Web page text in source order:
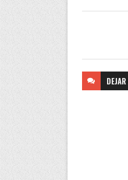
DEJAR